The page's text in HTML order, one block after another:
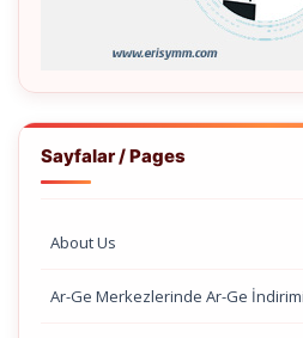
Sayfalar / Pages
About Us
Ar-Ge Merkezlerinde Ar-Ge İndirimi